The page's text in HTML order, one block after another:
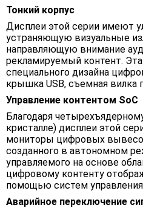
Тонкий корпус
Дисплеи этой серии имеют
устраняющую визуальные
направляющую внимание
рекламируемый контент.
специального дизайна
крышка USB, съемная вилка
Управление контентом SoC
Благодаря
кристалле) дисплеи этой
мониторы цифровых
созданного в автономном
управляемого на основе
цифровому контенту
помощью систем
Аварийное переключение